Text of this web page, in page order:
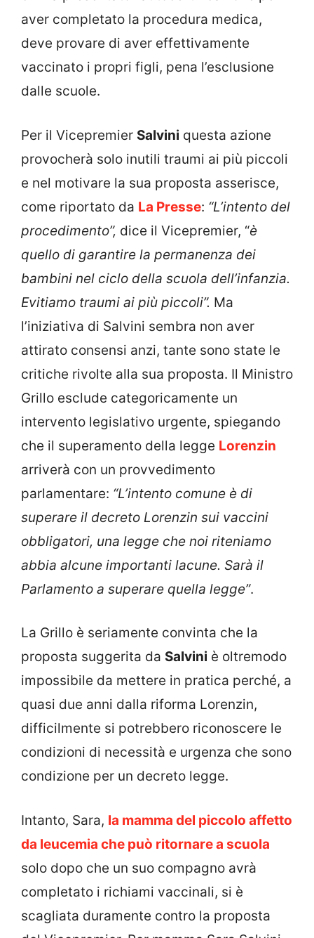
aver completato la procedura medica,
deve provare di aver effettivamente
vaccinato i propri figli, pena l’esclusione
dalle scuole.
Per il Vicepremier Salvini questa azione
provocherà solo inutili traumi ai più piccoli
e nel motivare la sua proposta asserisce,
come riportato da La Presse: “L’intento del
procedimento”, dice il Vicepremier, “è
quello di garantire la permanenza dei
bambini nel ciclo della scuola dell’infanzia.
Evitiamo traumi ai più piccoli”. Ma
l’iniziativa di Salvini sembra non aver
attirato consensi anzi, tante sono state le
critiche rivolte alla sua proposta. Il Ministro
Grillo esclude categoricamente un
intervento legislativo urgente, spiegando
che il superamento della legge Lorenzin
arriverà con un provvedimento
parlamentare: “L’intento comune è di
superare il decreto Lorenzin sui vaccini
obbligatori, una legge che noi riteniamo
abbia alcune importanti lacune. Sarà il
Parlamento a superare quella legge”.
La Grillo è seriamente convinta che la
proposta suggerita da Salvini è oltremodo
impossibile da mettere in pratica perché, a
quasi due anni dalla riforma Lorenzin,
difficilmente si potrebbero riconoscere le
condizioni di necessità e urgenza che sono
condizione per un decreto legge.
Intanto, Sara, la mamma del piccolo affetto
da leucemia che può ritornare a scuola
solo dopo che un suo compagno avrà
completato i richiami vaccinali, si è
scagliata duramente contro la proposta